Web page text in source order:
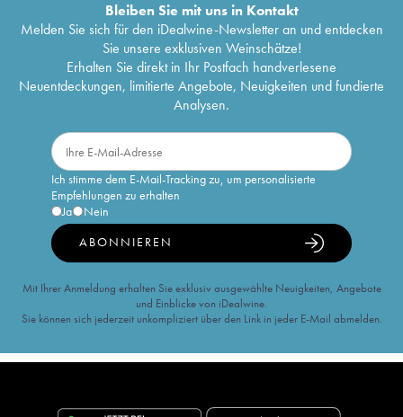
Bleiben Sie mit uns in Kontakt
Melden Sie sich für den iDealwine-Newsletter an und entdecken
Sie unsere exklusiven Weinschätze!
Erhalten Sie direkt in Ihr Postfach handverlesene
Neuentdeckungen, limitierte Angebote, Neuigkeiten und fundierte
Analysen.
Ich stimme dem E-Mail-Tracking zu, um personalisierte
Empfehlungen zu erhalten
Ja
Nein
ABONNIEREN
Mit Ihrer Anmeldung erhalten Sie exklusiv ausgewählte Neuigkeiten, Angebote
und Einblicke von iDealwine.
Sie können sich jederzeit unkompliziert über den Link in jeder E-Mail abmelden.